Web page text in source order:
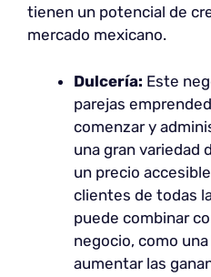
tienen un potencial de
mercado mexicano.
Dulcería: Este
parejas
comenzar y
una gran variedad
un precio
clientes de todas
puede combinar
negocio, como
aumentar las